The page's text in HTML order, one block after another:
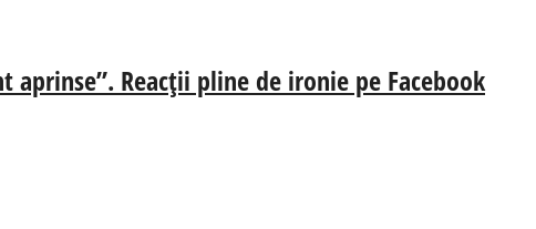
aprinse”. Reacții pline de ironie pe Facebook